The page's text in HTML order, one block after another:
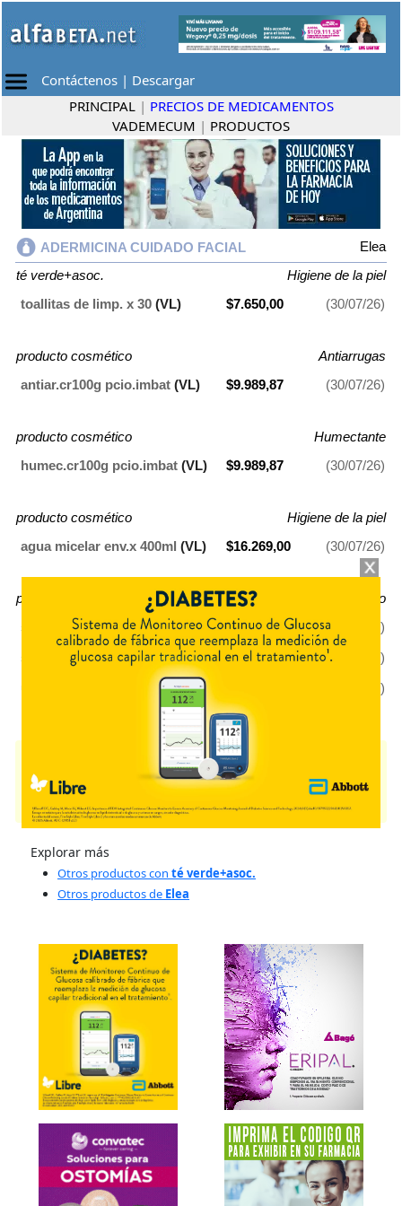
Contáctenos | Descargar
PRINCIPAL | PRECIOS DE MEDICAMENTOS
VADEMECUM | PRODUCTOS
ADERMICINA CUIDADO FACIAL
Elea
té verde+asoc.
Higiene de la piel
toallitas de limp. x 30 (VL) $7.650,00 (30/07/26)
producto cosmético
Antiarrugas
antiar.cr100g pcio.imbat (VL) $9.989,87 (30/07/26)
producto cosmético
Humectante
humec.cr100g pcio.imbat (VL) $9.989,87 (30/07/26)
producto cosmético
Higiene de la piel
agua micelar env.x 400ml (VL) $16.269,00 (30/07/26)
producto cosmético
Producto Cosmético
sérum día x50ml 25%off(VL) $21.930,00
(30/07/26)
sérum noche x50ml 25%off(VL) $21.930,00
(30/07/26)
unific.cr100g pcio.imbat(VL) (30/07/26)
ADERMICINA CUIDADO FACIAL contieneté verde+asoc., producto
cosmético
y se indica comoHigiene de la piel, Antiarrugas, Humectante,
Producto Cosmético
. Es producido porElea y cuenta con 7
presentaciones disponibles.
Explorar más
Otros productos con té verde+asoc.
Otros productos de Elea